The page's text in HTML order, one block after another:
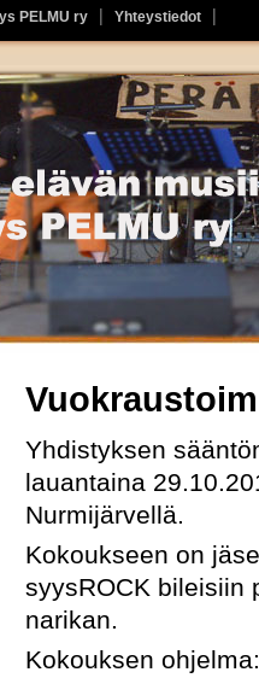
PELMU ry Yhteystiedot
Yhdistyksen
lauantaina
Nurmijärvellä.
Kokoukseen on
syysROCK bileisiin
narikan.
Kokouksen ohjelma: